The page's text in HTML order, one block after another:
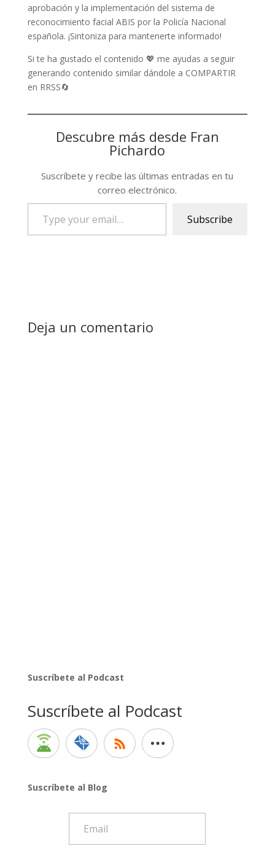
aprobación y la implementación del sistema de
reconocimiento facial ABIS por la Policía Nacional
española. ¡Sintoniza para mantenerte informado!
Si te ha gustado el contenido 💖 me ayudas a seguir
generando contenido similar dándole a COMPARTIR
en RRSS🔄
Descubre más desde Fran
Pichardo
Suscríbete y recibe las últimas entradas en tu
correo electrónico.
email…
Subscribe
Deja un comentario
Suscríbete al Podcast
Suscríbete al Podcast
Suscríbete al Blog